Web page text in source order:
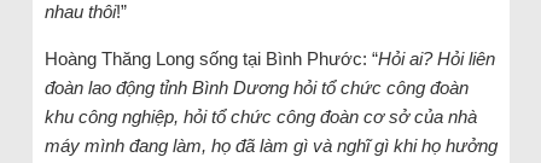
nhau thôi!”
Hoàng Thăng Long sống tại Bình Phước: “Hỏi ai? Hỏi liên
đoàn lao động tỉnh Bình Dương hỏi tổ chức công đoàn
khu công nghiệp, hỏi tổ chức công đoàn cơ sở của nhà
máy mình đang làm, họ đã làm gì và nghĩ gì khi họ hưởng